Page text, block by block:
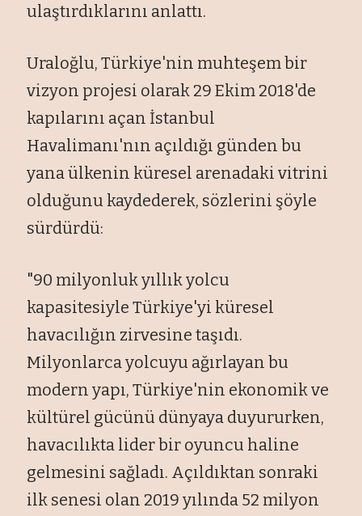
ulaştırdıklarını anlattı.
Uraloğlu, Türkiye'nin muhteşem bir
vizyon projesi olarak 29 Ekim 2018'de
kapılarını açan İstanbul
Havalimanı'nın açıldığı günden bu
yana ülkenin küresel arenadaki vitrini
olduğunu kaydederek, sözlerini şöyle
sürdürdü:
"90 milyonluk yıllık yolcu
kapasitesiyle Türkiye'yi küresel
havacılığın zirvesine taşıdı.
Milyonlarca yolcuyu ağırlayan bu
modern yapı, Türkiye'nin ekonomik ve
kültürel gücünü dünyaya duyururken,
havacılıkta lider bir oyuncu haline
gelmesini sağladı. Açıldıktan sonraki
ilk senesi olan 2019 yılında 52 milyon